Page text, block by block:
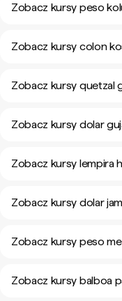
Zobacz kursy peso
Zobacz kursy colon
Zobacz kursy quetzal
Zobacz kursy dolar
Zobacz kursy lempira
Zobacz kursy dolar
Zobacz kursy peso
Zobacz kursy balboa